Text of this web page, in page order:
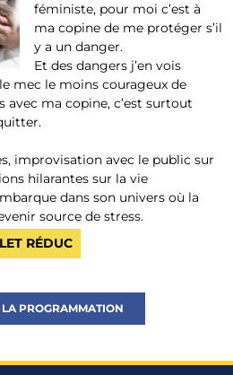
féministe, pour moi c’est à
ma copine de me protéger s’il
y a un danger.
Et des dangers j’en vois
mec le moins courageux de
avec ma copine, c’est surtout
improvisation avec le public sur
hilarantes sur la vie
dans son univers où la
source de stress.
RÉDUC
LA PROGRAMMATION